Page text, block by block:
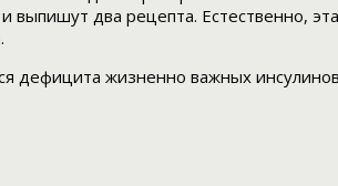
два рецепта. Естественно,
дефицита жизненно важных